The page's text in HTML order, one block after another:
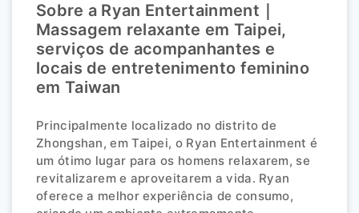
Sobre a Ryan Entertainment｜
Massagem relaxante em Taipei,
serviços de acompanhantes e
locais de entretenimento feminino
em Taiwan
Principalmente localizado no distrito de
Zhongshan, em Taipei, o Ryan Entertainment é
um ótimo lugar para os homens relaxarem, se
revitalizarem e aproveitarem a vida. Ryan
oferece a melhor experiência de consumo,